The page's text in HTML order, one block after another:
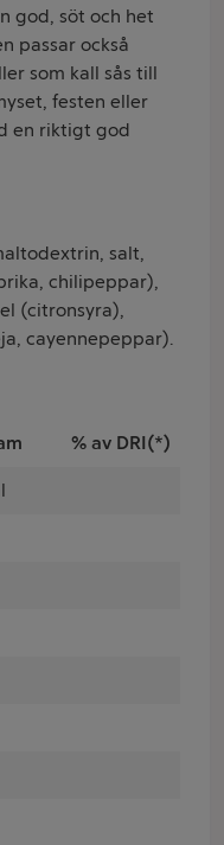
god, söt och het
passar också
som kall sås till
festen eller
en riktigt god
salt,
chilipeppar),
(citronsyra),
cayennepeppar).
% av DRI(*)